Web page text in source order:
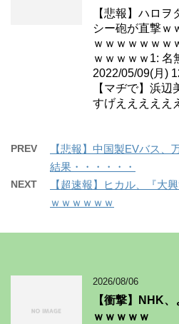
【悲報】ハロ
シー砲が直撃ｗ
ｗｗｗｗｗｗｗ
ｗｗｗｗｗ1: 名
2022/05/09(月)
【マヂで】浜
すげえええええ
PREV
【悲報】中国製EVバス、
結果・・・・・・
NEXT
【超速報】ヒカル、『大
ｗｗｗｗｗｗ
2026/08/06
【衝撃】NHK
ｗｗｗｗｗ